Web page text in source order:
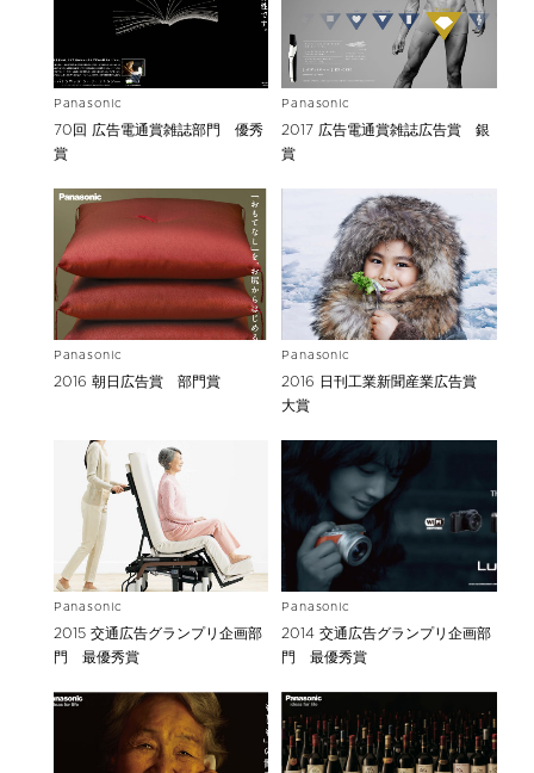
Panasonic
70回 広告電通賞雑誌部門 優秀
賞
Panasonic
2017 広告電通賞雑誌広告賞 銀
賞
Panasonic
2016 朝日広告賞 部門賞
Panasonic
2016 日刊工業新聞産業広告賞
大賞
Panasonic
2015 交通広告グランプリ企画部
門 最優秀賞
Panasonic
2014 交通広告グランプリ企画部
門 最優秀賞